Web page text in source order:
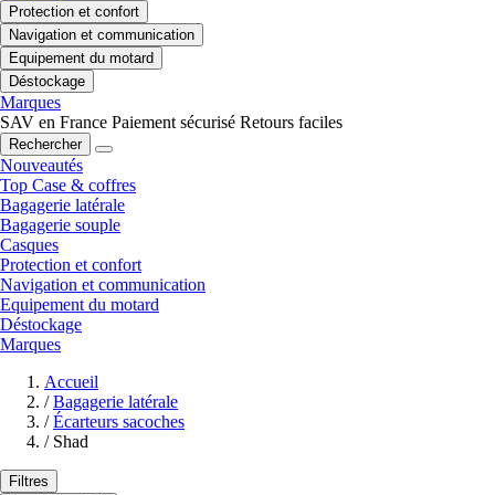
Protection et confort
Navigation et communication
Equipement du motard
Déstockage
Marques
SAV en France Paiement sécurisé Retours faciles
Rechercher
Nouveautés
Top Case & coffres
Bagagerie latérale
Bagagerie souple
Casques
Protection et confort
Navigation et communication
Equipement du motard
Déstockage
Marques
Accueil
/ Bagagerie latérale
/ Écarteurs sacoches
/ Shad
Filtres